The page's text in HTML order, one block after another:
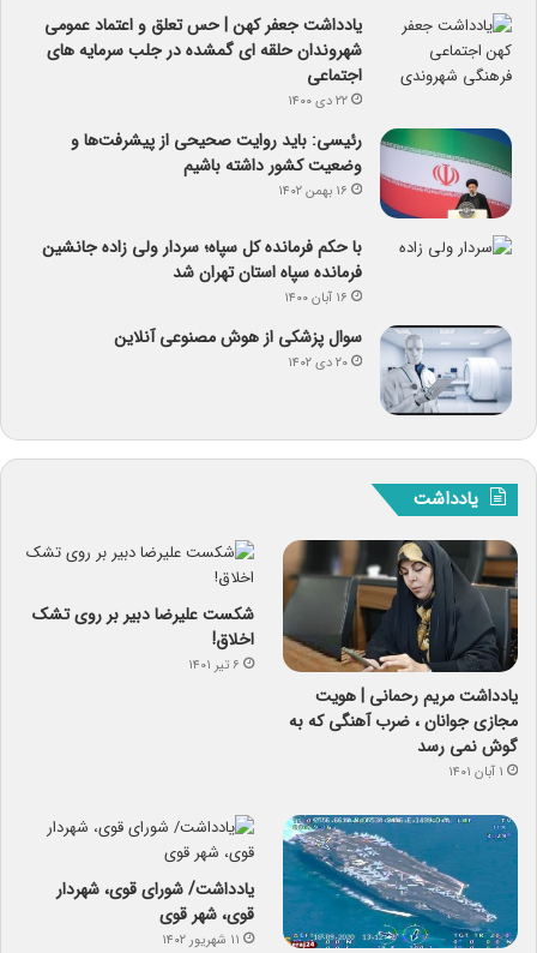
یادداشت جعفر کهن | حس تعلق و اعتماد عمومی
شهروندان حلقه ای گمشده در جلب سرمایه های
اجتماعی
۲۲ دی ۱۴۰۰
رئیسی: باید روایت صحیحی از پیشرفت‌ها و
وضعیت کشور داشته باشیم
۱۶ بهمن ۱۴۰۲
با حکم فرمانده کل سپاه؛ سردار ولی زاده جانشین
فرمانده سپاه استان تهران شد
۱۶ آبان ۱۴۰۰
سوال پزشکی از هوش مصنوعی آنلاین
۲۰ دی ۱۴۰۲
یادداشت
یادداشت مریم رحمانی | هویت
مجازی جوانان ، ضرب آهنگی که به
گوش نمی رسد
۱ آبان ۱۴۰۱
شکست علیرضا دبیر بر روی تشک
اخلاق!
۶ تیر ۱۴۰۱
یادداشت/ شورای قوی، شهردار
قوی، شهر قوی
۱۱ شهریور ۱۴۰۲